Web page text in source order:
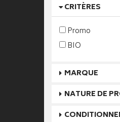
CRITÈRES
Promo
BIO
MARQUE
NATURE DE